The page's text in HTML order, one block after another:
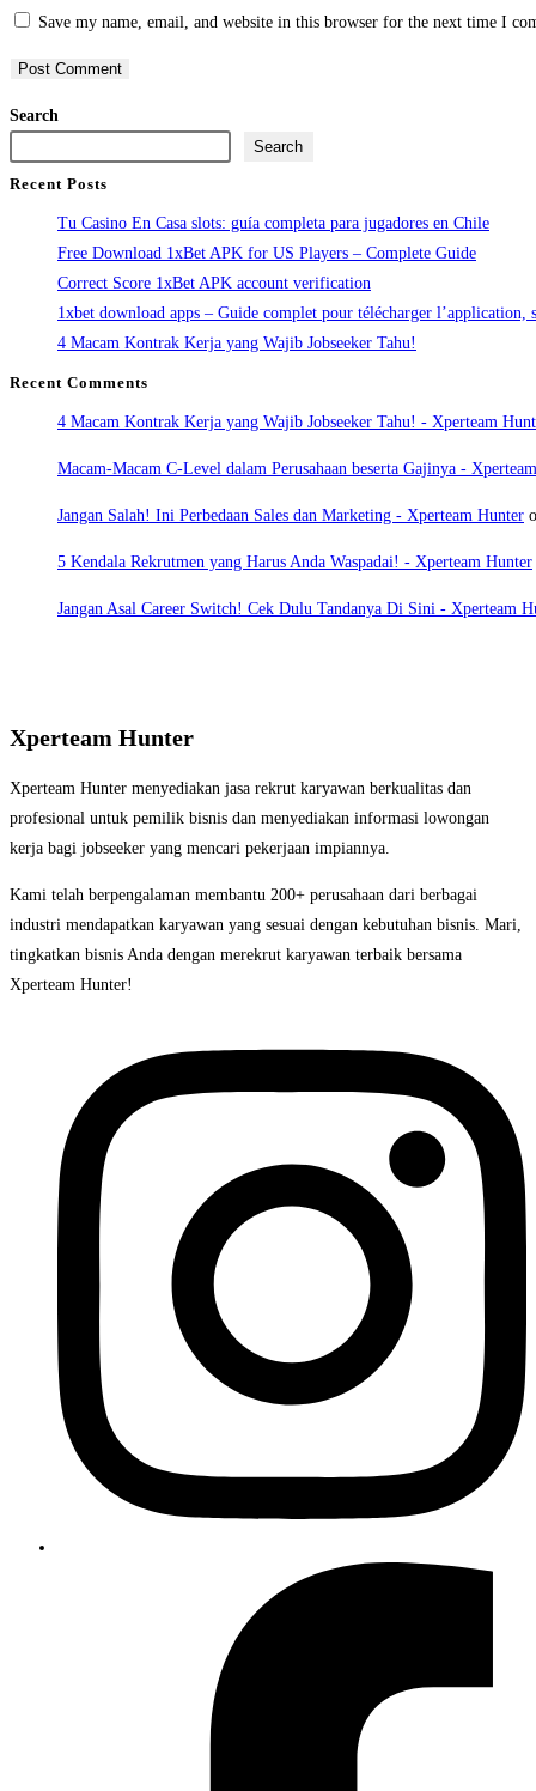
Save my name, email, and website in this browser for the next time I
Search
Search
Recent Posts
Tu Casino En Casa slots: guía completa para jugadores en Chile
Free Download 1xBet APK for US Players – Complete Guide
Correct Score 1xBet APK account verification
1xbet download apps – Guide complet pour télécharger l’application,
4 Macam Kontrak Kerja yang Wajib Jobseeker Tahu!
Recent Comments
4 Macam Kontrak Kerja yang Wajib Jobseeker Tahu! - Xperteam
Macam-Macam C-Level dalam Perusahaan beserta Gajinya -
Jangan Salah! Ini Perbedaan Sales dan Marketing - Xperteam Hunter
5 Kendala Rekrutmen yang Harus Anda Waspadai! - Xperteam Hunter
Jangan Asal Career Switch! Cek Dulu Tandanya Di Sini - Xperteam
Xperteam Hunter
Xperteam Hunter menyediakan jasa rekrut karyawan berkualitas dan
profesional untuk pemilik bisnis dan menyediakan informasi lowongan
kerja bagi jobseeker yang mencari pekerjaan impiannya.
Kami telah berpengalaman membantu 200+ perusahaan dari berbagai
industri mendapatkan karyawan yang sesuai dengan kebutuhan bisnis. Mari,
tingkatkan bisnis Anda dengan merekrut karyawan terbaik bersama
Xperteam Hunter!